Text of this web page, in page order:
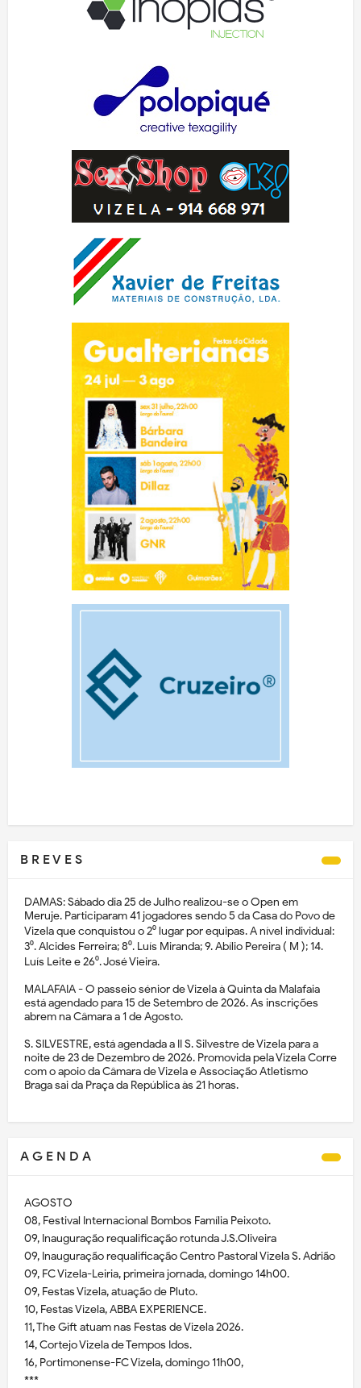
B R E V E S
DAMAS: Sábado dia 25 de Julho realizou-se o Open em
Meruje. Participaram 41 jogadores sendo 5 da Casa do Povo de
Vizela que conquistou o 2⁰ lugar por equipas. A nível individual:
3⁰. Alcides Ferreira; 8⁰. Luís Miranda; 9. Abílio Pereira ( M ); 14.
Luís Leite e 26⁰. José Vieira.
MALAFAIA - O passeio sénior de Vizela à Quinta da Malafaia
está agendado para 15 de Setembro de 2026. As inscrições
abrem na Câmara a 1 de Agosto.
S. SILVESTRE, está agendada a II S. Silvestre de Vizela para a
noite de 23 de Dezembro de 2026. Promovida pela Vizela Corre
com o apoio da Câmara de Vizela e Associação Atletismo
Braga sai da Praça da República às 21 horas.
A G E N D A
AGOSTO
08, Festival Internacional Bombos Família Peixoto.
09, Inauguração requalificação rotunda J.S.Oliveira
09, Inauguração requalificação Centro Pastoral Vizela S. Adrião
09, FC Vizela-Leiria, primeira jornada, domingo 14h00.
09, Festas Vizela, atuação de Pluto.
10, Festas Vizela, ABBA EXPERIENCE.
11, The Gift atuam nas Festas de Vizela 2026.
14, Cortejo Vizela de Tempos Idos.
16, Portimonense-FC Vizela, domingo 11h00,
***